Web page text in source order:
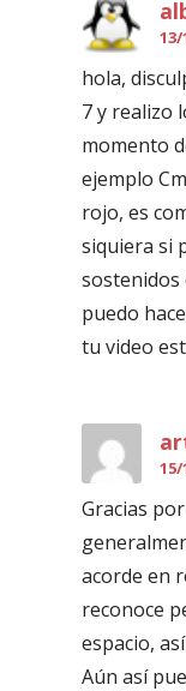
13/
hola,
7 y realizo
momento
ejemplo
rojo, es
siquiera si
sostenidos
puedo
tu video
15/
Gracias
acorde en
reconoce
espacio,
Aún así